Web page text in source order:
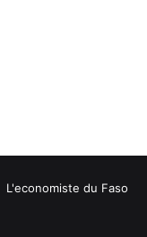
L'economiste du Faso